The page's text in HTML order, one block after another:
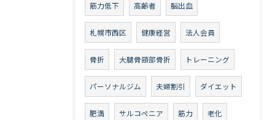
筋力低下 高齢者 脳出血
札幌市西区 健康経営 法人会員
骨折 大腿骨頸部骨折 トレーニング
パーソナルジム 夫婦割引 ダイエット
肥満 サルコペニア 筋力 老化